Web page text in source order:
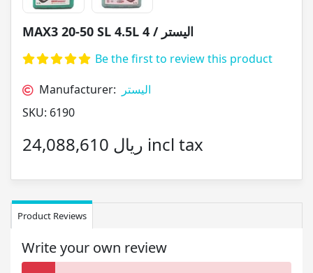
MAX3 20-50 SL 4.5L الیستر / 4
Be the first to review this product
Manufacturer:
الیستر
SKU: 6190
24,088,610 ریال incl tax
Product Reviews
Write your own review